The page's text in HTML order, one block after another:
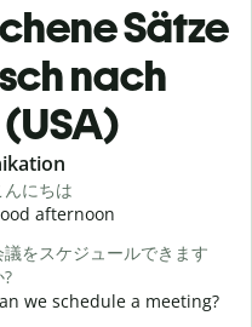
Sätze
nach
んにちは
afternoon
議をスケジュールできます
we schedule a meeting?